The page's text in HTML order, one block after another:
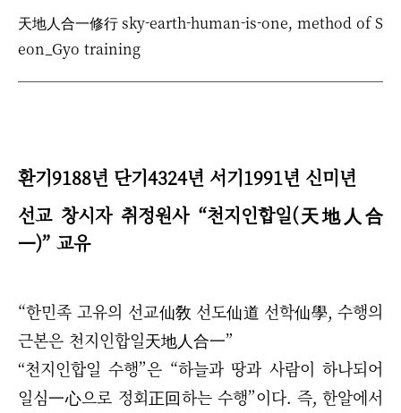
天地人合一修行 sky-earth-human-is-one, method of S
eon_Gyo training
환기9188년 단기4324년 서기1991년 신미년
선교 창시자 취정원사 “천지인합일(天地人合
一)” 교유
“한민족 고유의 선교仙敎 선도仙道 선학仙學, 수행의
근본은 천지인합일天地人合一”
“천지인합일 수행”은 “하늘과 땅과 사람이 하나되어
일심一心으로 정회正回하는 수행”이다. 즉, 한알에서